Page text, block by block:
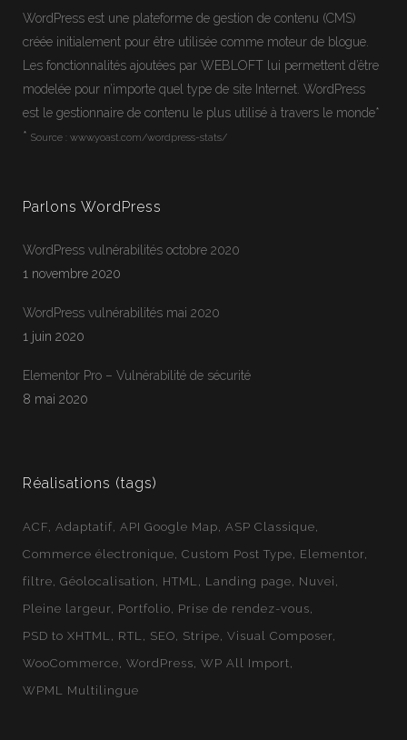
WordPress est une plateforme de gestion de contenu (CMS)
créée initialement pour être utilisée comme moteur de blogue.
Les fonctionnalités ajoutées par WEBLOFT lui permettent d’être
modelée pour n’importe quel type de site Internet. WordPress
est le gestionnaire de contenu le plus utilisé à travers le monde*
* Source : www.yoast.com/wordpress-stats/
Parlons WordPress
WordPress vulnérabilités octobre 2020
1 novembre 2020
WordPress vulnérabilités mai 2020
1 juin 2020
Elementor Pro – Vulnérabilité de sécurité
8 mai 2020
Réalisations (tags)
ACF Adaptatif API Google Map ASP Classique
Commerce électronique Custom Post Type
Elementor
filtre Géolocalisation HTML Landing page
Nuvei
Pleine largeur Portfolio
Prise de rendez-vous
PSD to XHTML
RTL SEO Stripe Visual Composer
WooCommerce WordPress WP All Import
WPML Multilingue
Jean-Francois En ligne
Webloft